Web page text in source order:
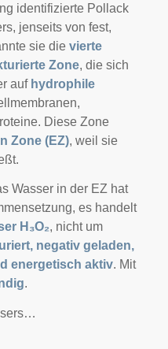
identifizierte Pollack
jenseits von fest,
sie die vierte
Zone, die sich
auf hydrophile
Diese Zone
Zone (EZ), weil sie
Wasser in der EZ hat
es handelt
H₃O₂, nicht um
negativ geladen,
energetisch aktiv. Mit
.